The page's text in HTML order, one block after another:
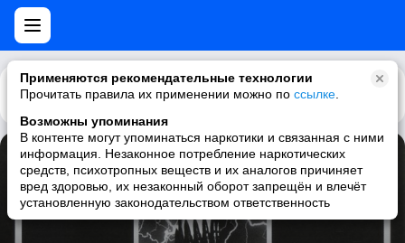
Применяются рекомендательные технологии
Прочитать правила их применении можно по ссылке
Возможны упоминания
В контенте могут упоминаться наркотики и связанная с ними
информация. Незаконное потребление наркотических
средств, психотропных веществ и их аналогов причиняет
вред здоровью, их незаконный оборот запрещён и влечёт
установленную законодательством ответственность
Каталог Рекомендации
Battle Cry
Speedtrap